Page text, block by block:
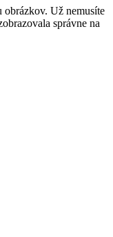
obrázkov. Už nemusíte
správne na